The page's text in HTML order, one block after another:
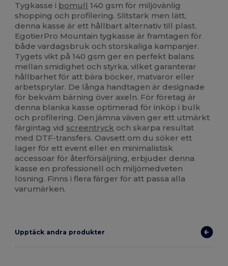
Tygkasse i bomull 140 gsm för miljövänlig
shopping och profilering. Slitstark men lätt,
denna kasse är ett hållbart alternativ till plast.
EgotierPro Mountain tygkasse är framtagen för
både vardagsbruk och storskaliga kampanjer.
Tygets vikt på 140 gsm ger en perfekt balans
mellan smidighet och styrka, vilket garanterar
hållbarhet för att bära böcker, matvaror eller
arbetsprylar. De långa handtagen är designade
för bekväm bärning över axeln. För företag är
denna blanka kasse optimerad för inköp i bulk
och profilering. Den jämna väven ger ett utmärkt
färgintag vid screentryck och skarpa resultat
med DTF-transfers. Oavsett om du söker ett
lager för ett event eller en minimalistisk
accessoar för återförsäljning, erbjuder denna
kasse en professionell och miljömedveten
lösning. Finns i flera färger för att passa alla
varumärken.
Upptäck andra produkter